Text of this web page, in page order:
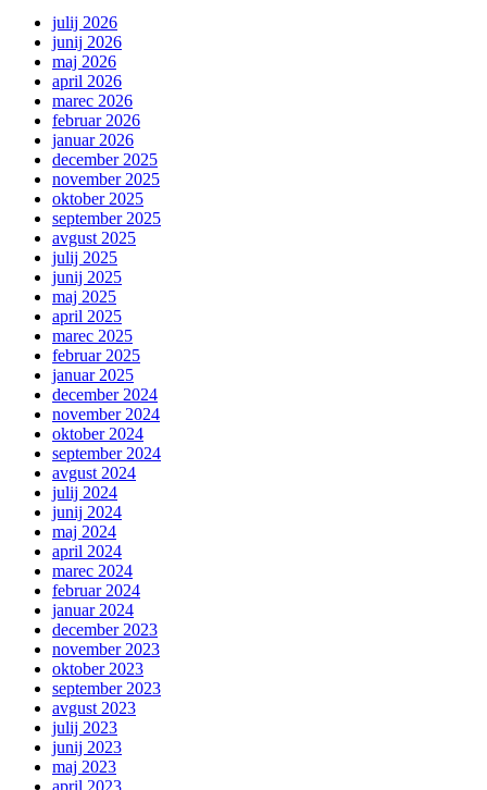
julij 2026
junij 2026
maj 2026
april 2026
marec 2026
februar 2026
januar 2026
december 2025
november 2025
oktober 2025
september 2025
avgust 2025
julij 2025
junij 2025
maj 2025
april 2025
marec 2025
februar 2025
januar 2025
december 2024
november 2024
oktober 2024
september 2024
avgust 2024
julij 2024
junij 2024
maj 2024
april 2024
marec 2024
februar 2024
januar 2024
december 2023
november 2023
oktober 2023
september 2023
avgust 2023
julij 2023
junij 2023
maj 2023